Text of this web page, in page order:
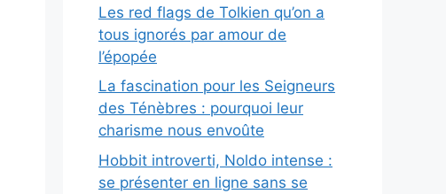
Les red flags de Tolkien qu’on a
tous ignorés par amour de
l’épopée
La fascination pour les Seigneurs
des Ténèbres : pourquoi leur
charisme nous envoûte
Hobbit introverti, Noldo intense :
se présenter en ligne sans se